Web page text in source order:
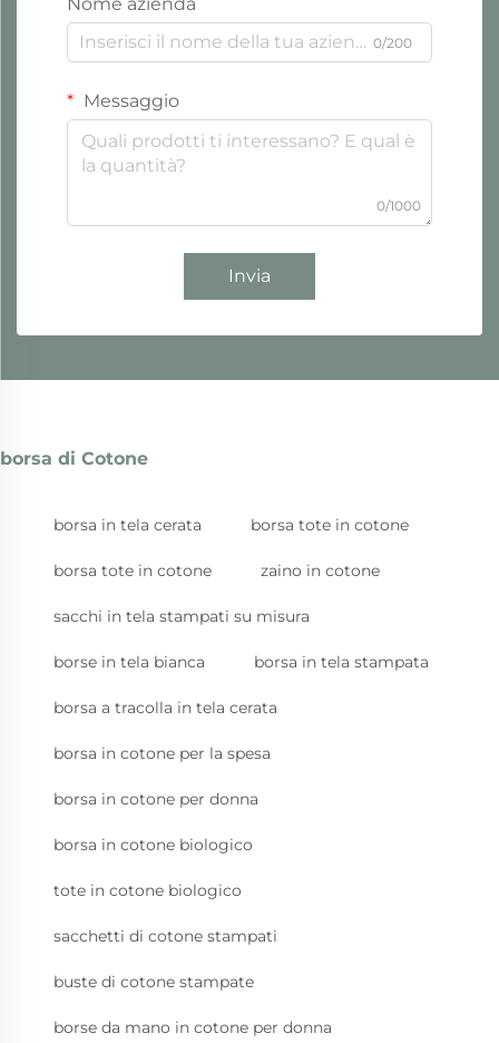
0/200
Messaggio
0/1000
Invia
borsa di Cotone
borsa in tela cerata borsa tote in cotone
borsa tote in cotone zaino in cotone
sacchi in tela stampati su misura
borse in tela bianca borsa in tela stampata
borsa a tracolla in tela cerata
borsa in cotone per la spesa
borsa in cotone per donna
borsa in cotone biologico
tote in cotone biologico
sacchetti di cotone stampati
buste di cotone stampate
borse da mano in cotone per donna